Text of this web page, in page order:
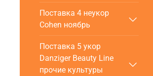
Поставка 4 неукор
Cohen ноябрь
Поставка 5 укор
Danziger Beauty Line
прочие культуры